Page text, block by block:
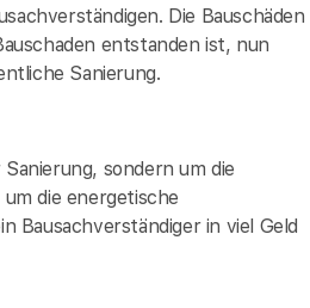
Die Bauschäden
entstanden ist, nun
Sanierung.
sondern um die
die energetische
Bausachverständiger in viel Geld